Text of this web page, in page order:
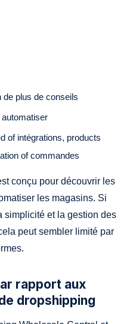
de plus de conseils
of intégrations, products
of commandes
conçu pour découvrir les
les magasins. Si
simplicité et la gestion des
peut sembler limité par
rapport aux
dropshipping